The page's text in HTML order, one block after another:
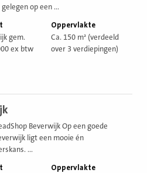
op een ...
gem.
ex btw
Oppervlakte
Ca. 150 m² (verdeeld
over 3 verdiepingen)
Beverwijk Op een goede
ligt een mooie én
...
Oppervlakte